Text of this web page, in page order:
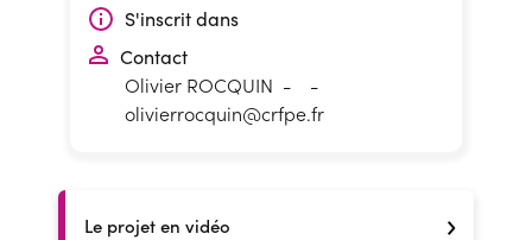
S'inscrit dans
Contact
Olivier ROCQUIN -
-
olivierrocquin@crfpe.fr
Le projet en vidéo